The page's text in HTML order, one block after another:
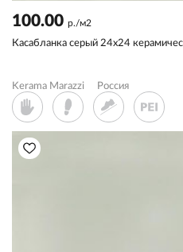
100.00 р./м2
Касабланка серый 24х24
Kerama Marazzi Россия